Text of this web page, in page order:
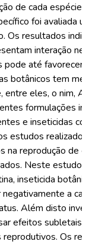
de cada espécie
foi avaliada
Os resultados
interação
pode até favorecer
botânicos tem
entre eles, o nim,
formulações
e inseticidas
estudos
na reprodução de
Neste estudo,
inseticida
negativamente a
Além disto
efeitos subletais
reprodutivos. Os